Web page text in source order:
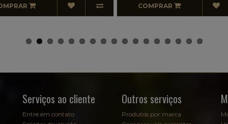
ESGOTADO
Serviços ao cliente
Entre em contato
Outros serviços
Produtos por marca